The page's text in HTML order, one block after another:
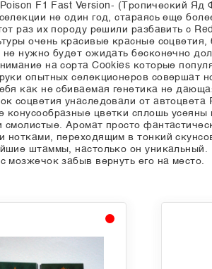
Poison F1 Fast Version- (Тропический
не один год, стараясь еще
раз их породу решили разбавить с
очень красивые красные
не нужно будет ожидать бесконечно
на сорта Cookies которые
опытных селекционеров совершат
как не сбиваемая генетика не
соцветия унаследовали от
конусообразные цветки сплошь
смолистые. Аромат просто
нотками, переходящим в тонкий
штаммы, настолько он
мозжечок забыв вернуть его на место.